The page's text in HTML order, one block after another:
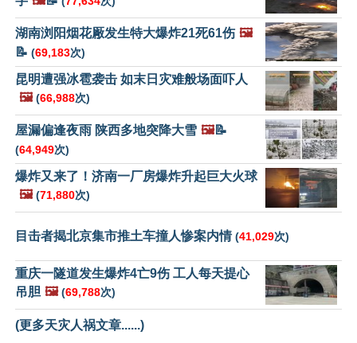
湖南浏阳烟花厰发生特大爆炸21死61伤 🖼️
📝 (69,183次)
昆明遭强冰雹袭击 如末日灾难般场面吓人
🖼️ (66,988次)
屋漏偏逢夜雨 陕西多地突降大雪 🖼️📝
(64,949次)
爆炸又来了！济南一厂房爆炸升起巨大火球
🖼️ (71,880次)
目击者揭北京集市推土车撞人惨案内情(41,029次)
重庆一隧道发生爆炸4亡9伤 工人每天提心
吊胆 🖼️ (69,788次)
(更多天灾人祸文章......)